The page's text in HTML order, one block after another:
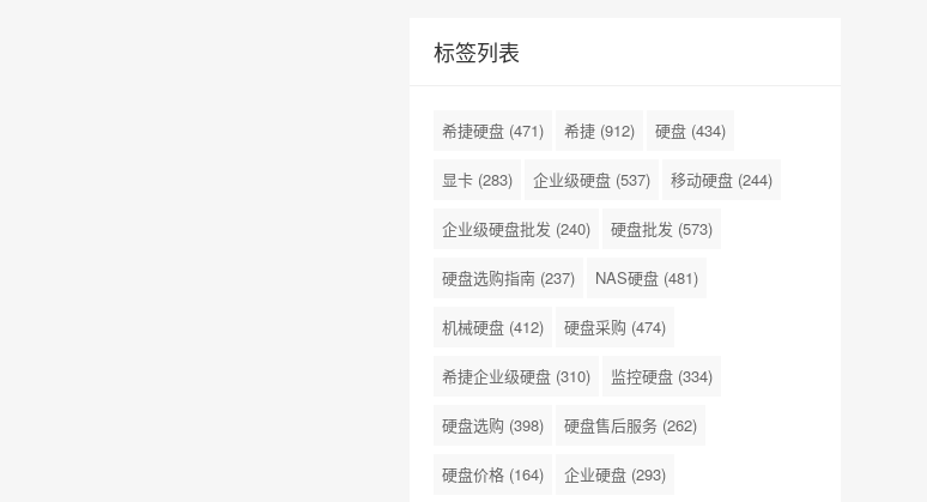
标签列表
希捷硬盘 (471) 希捷 (912) 硬盘 (434)
显卡 (283) 企业级硬盘 (537) 移动硬盘 (244)
企业级硬盘批发 (240) 硬盘批发 (573)
硬盘选购指南 (237) NAS硬盘 (481)
机械硬盘 (412) 硬盘采购 (474)
希捷企业级硬盘 (310) 监控硬盘 (334)
硬盘选购 (398) 硬盘售后服务 (262)
硬盘价格 (164) 企业硬盘 (293)